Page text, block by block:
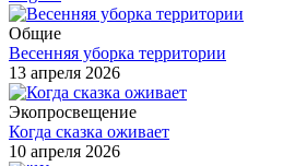
Общие
Весенняя уборка территории
13 апреля 2026
Экопросвещение
Когда сказка оживает
10 апреля 2026